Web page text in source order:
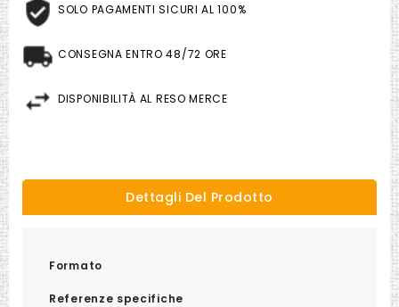
SOLO PAGAMENTI SICURI AL 100%
CONSEGNA ENTRO 48/72 ORE
DISPONIBILITÀ AL RESO MERCE
Dettagli Del Prodotto
Formato
Referenze specifiche